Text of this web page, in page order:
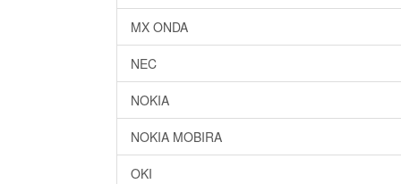
MX ONDA
NEC
NOKIA
NOKIA MOBIRA
OKI